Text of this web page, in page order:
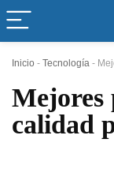
Inicio - Tecnología -
Mejores
calidad